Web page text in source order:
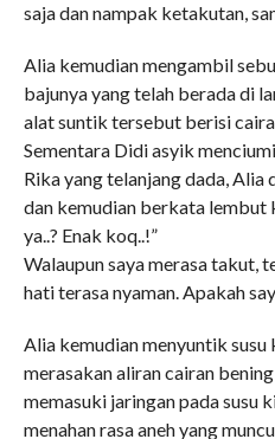
saja dan nampak ketakutan,
Alia kemudian mengambil
bajunya yang telah berada di
alat suntik tersebut berisi
Sementara Didi asyik
Rika yang telanjang dada, Alia
dan kemudian berkata lembut
ya..? Enak koq..!”
Walaupun saya merasa takut,
hati terasa nyaman. Apakah
Alia kemudian menyuntik susu
merasakan aliran cairan
memasuki jaringan pada susu
menahan rasa aneh yang